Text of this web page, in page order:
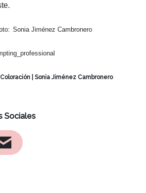
Sonia Jiménez Cambronero
Coloración Sonia Jiménez Cambronero
Sociales